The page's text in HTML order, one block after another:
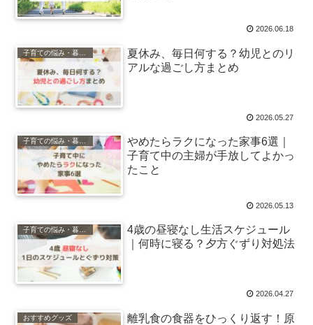
2026.06.18
夏休み、毎日何する？幼児とのリ
アルな過ごし方まとめ
2026.05.27
子育ての悩み・暮らし
やめたらラクになった家事6選｜
子育て中の主婦が手放してよかっ
たこと
2026.05.13
4歳の昼寝なし生活スケジュール
｜何時に寝る？夕方ぐずり対処法
2026.04.27
おすすめグッズ
離乳食の食器をひっくり返す！原